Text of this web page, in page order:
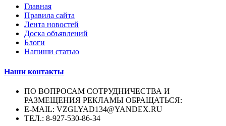
Главная
Правила сайта
Лента новостей
Доска объявлений
Блоги
Напиши статью
Наши контакты
ПО ВОПРОСАМ СОТРУДНИЧЕСТВА И
РАЗМЕЩЕНИЯ РЕКЛАМЫ ОБРАЩАТЬСЯ:
E-MAIL: VZGLYAD134@YANDEX.RU
ТЕЛ.: 8-927-530-86-34